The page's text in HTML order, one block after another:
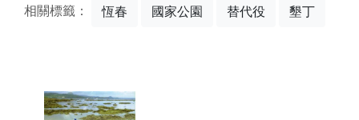
相關標籤： 恆春 國家公園 替代役 墾丁